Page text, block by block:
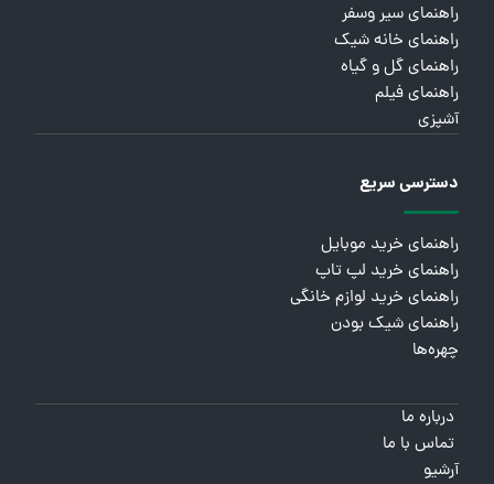
راهنمای سیر وسفر
راهنمای خانه شیک
راهنمای گل و گیاه
راهنمای فیلم
آشپزی
دسترسی سریع
راهنمای خرید موبایل
راهنمای خرید لپ تاپ
راهنمای خرید لوازم خانگی
راهنمای شیک بودن
چهره‌ها
درباره ما
تماس با ما
آرشیو